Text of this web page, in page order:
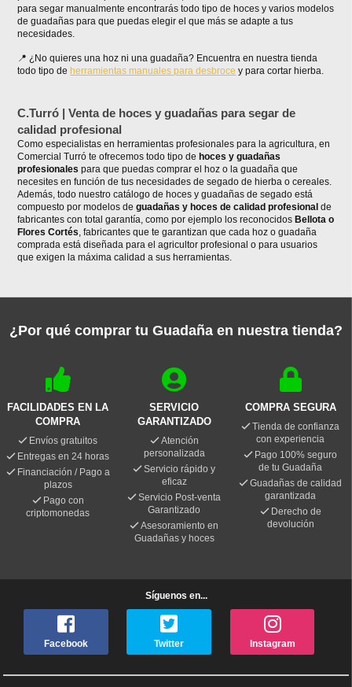
para segar manualmente encontrarás todo tipo de hoces y varios modelos
de guadañas para que puedas elegir el que más se adapte a tus
necesidades.
¿No quieres una hoz ni una guadaña? Encuentra en nuestra tienda
todo tipo de herramientas manuales para desbroce y para cortar hierba.
C.Turró | Venta de hoces y guadañas para segar de
calidad profesional
Como especialistas en herramientas profesionales para la agricultura, en
Comercial Turró te ofrecemos todo tipo de hoces y guadañas
profesionalespara que puedas comprar el hoz o la guadaña que
necesites en función de tus necesidades de segado de hierba o cereales.
Además, todo nuestro catálogo de hoces y guadañas de segado está
compuesto por modelos deguadañas y hoces de calidad profesional de
fabricantes con total garantía, como por ejemplo los reconocidos Bellota o
Flores Cortés, fabricantes que te garantizan que cada hoz o guadaña
comprada está diseñada para el agricultor profesional o para usuarios
que exigen la máxima calidad a sus herramientas.
¿Por qué comprar tu Guadaña en nuestra tienda?
FACILIDADES EN LA
COMPRA
Envíos gratuitos
Entregas en 24 horas
Financiación / Pago a
plazos
Pago con
criptomonedas
SERVICIO
GARANTIZADO
Atención
personalizada
Servicio rápido y
eficaz
Servicio Post-venta
Garantizado
Asesoramiento en
Guadañas y hoces
COMPRA SEGURA
Tienda de confianza
con experiencia
Pago 100% seguro
de tu Guadaña
Guadañas de calidad
garantizada
Derecho de
devolución
Síguenos en...
Facebook Twitter Instagram